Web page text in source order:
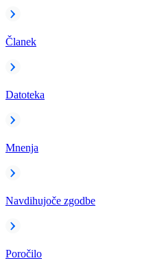
Članek
Datoteka
Mnenja
Navdihujoče zgodbe
Poročilo